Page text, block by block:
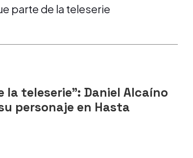
parte de la teleserie
la teleserie": Daniel Alcaíno
personaje en Hasta